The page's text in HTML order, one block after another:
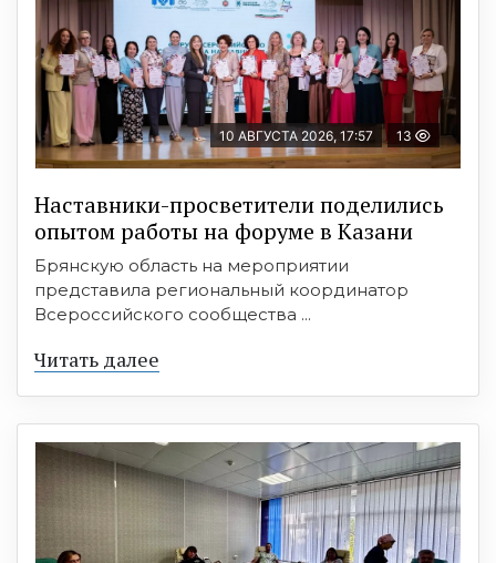
10 АВГУСТА 2026, 17:57 13
Наставники-просветители поделились
опытом работы на форуме в Казани
Брянскую область на мероприятии
представила региональный координатор
Всероссийского сообщества ...
Читать далее